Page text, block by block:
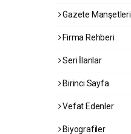
Gazete Manşetleri
Firma Rehberi
Seri İlanlar
Birinci Sayfa
Vefat Edenler
Biyografiler